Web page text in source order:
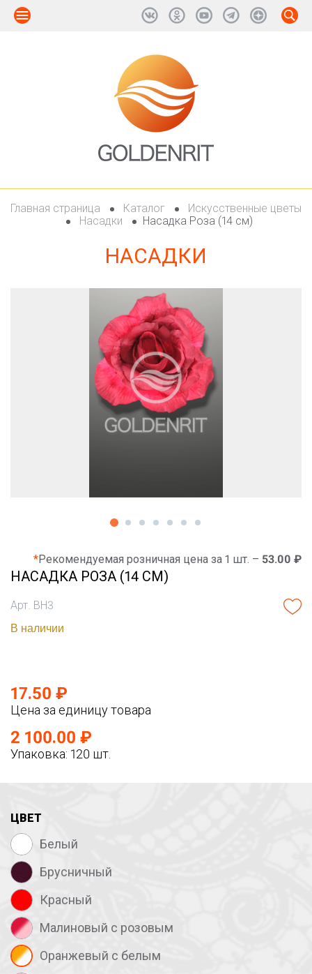
Главная страница Каталог
Искусственные цветы
Насадки
Насадка Роза (14 см)
НАСАДКИ
*Рекомендуемая розничная цена за 1 шт. – 53.00 ₽
НАСАДКА РОЗА (14 СМ)
Арт. ВН3
В наличии
17.50 ₽
Цена за единицу товара
2 100.00 ₽
Упаковка: 120 шт.
ЦВЕТ
Белый
Брусничный
Красный
Малиновый с розовым
Оранжевый с белым